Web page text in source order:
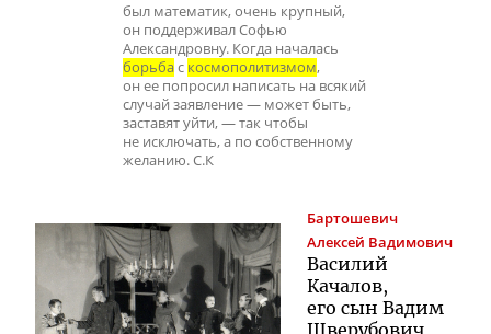
был математик, очень крупный,
он поддерживал Софью
Александровну. Когда началась
борьбас космополитизмом,
он ее попросил написать на всякий
случай заявление — может быть,
заставят уйти, — так чтобы
не исключать, а по собственному
желанию. С.К
Бартошевич
Алексей Вадимович
Василий
Качалов,
его сын Вадим
Шверубович